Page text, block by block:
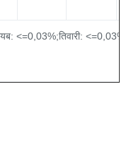
<=0,03%;तिवारी: